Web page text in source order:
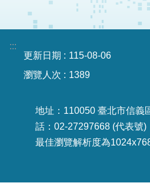
民
力
公
:::
更新日期
115-08-06
瀏覽人次
1389
地址：110050 臺北市信義
話：02-27297668 (代表號)
最佳瀏覽解析度為